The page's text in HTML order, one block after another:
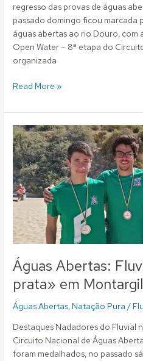
regresso das provas de águas
passado domingo ficou marcada
águas abertas ao rio Douro, com
Open Water – 8ª etapa do
organizada
Read More »
Águas Abertas:
prata» em Montargil
Águas Abertas, Natação Pura /
Destaques Nadadores do Fluvial
Circuito Nacional de Águas
foram medalhados, no passado
Águas
Abertas:
Fluvialistas
«de
prata»
em
Montargil